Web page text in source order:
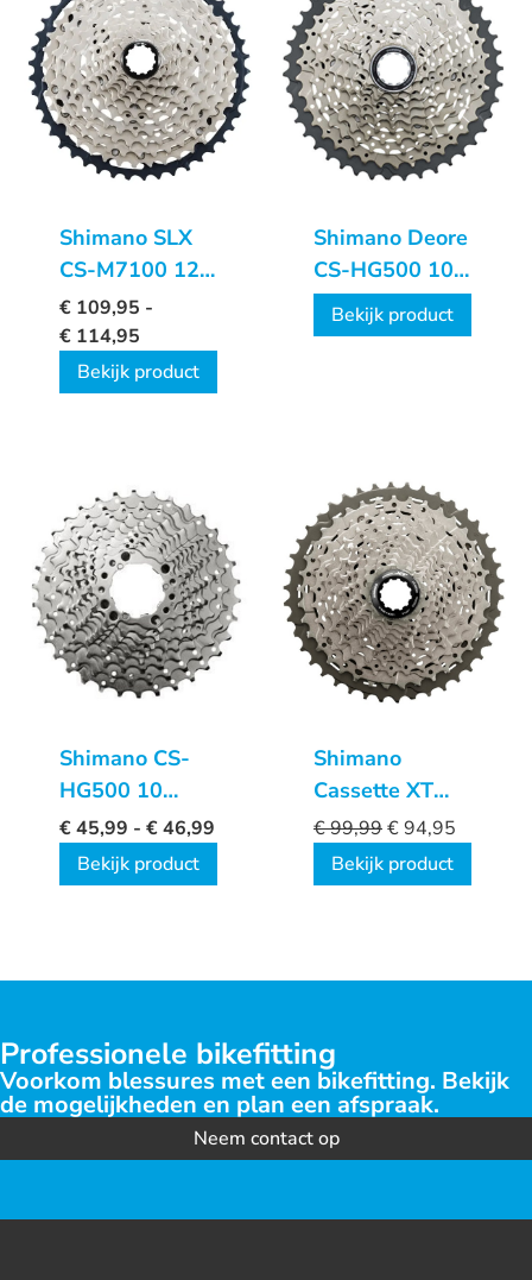
Shimano SLX
CS-M7100 12v
cassette
€ 109,95 -
€ 114,95
Bekijk product
Shimano Deore
CS-HG500 10
Speed cassette
Bekijk product
Shimano CS-
HG500 10
Speed cassette
€45,99 - €46,99
Bekijk product
Shimano
Cassette XT
CS-M8000 11
Speed
€99,99€94,95
Bekijk product
Professionele bikefitting
Voorkom blessures met een bikefitting. Bekijk
de mogelijkheden en plan een afspraak.
Neem contact op